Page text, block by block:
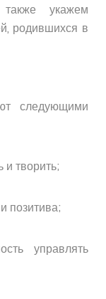
укажем
родившихся в
следующими
и творить;
позитива;
управлять